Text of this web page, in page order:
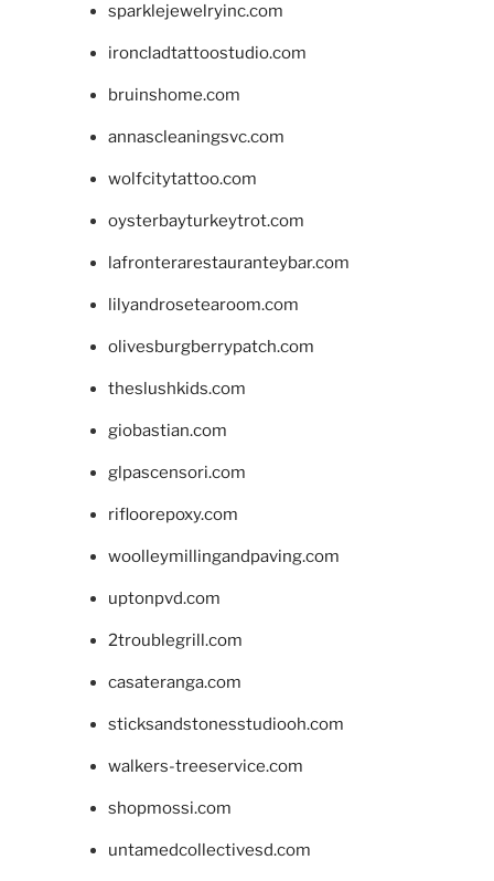
sparklejewelryinc.com
ironcladtattoostudio.com
bruinshome.com
annascleaningsvc.com
wolfcitytattoo.com
oysterbayturkeytrot.com
lafronterarestauranteybar.com
lilyandrosetearoom.com
olivesburgberrypatch.com
theslushkids.com
giobastian.com
glpascensori.com
rifloorepoxy.com
woolleymillingandpaving.com
uptonpvd.com
2troublegrill.com
casateranga.com
sticksandstonesstudiooh.com
walkers-treeservice.com
shopmossi.com
untamedcollectivesd.com